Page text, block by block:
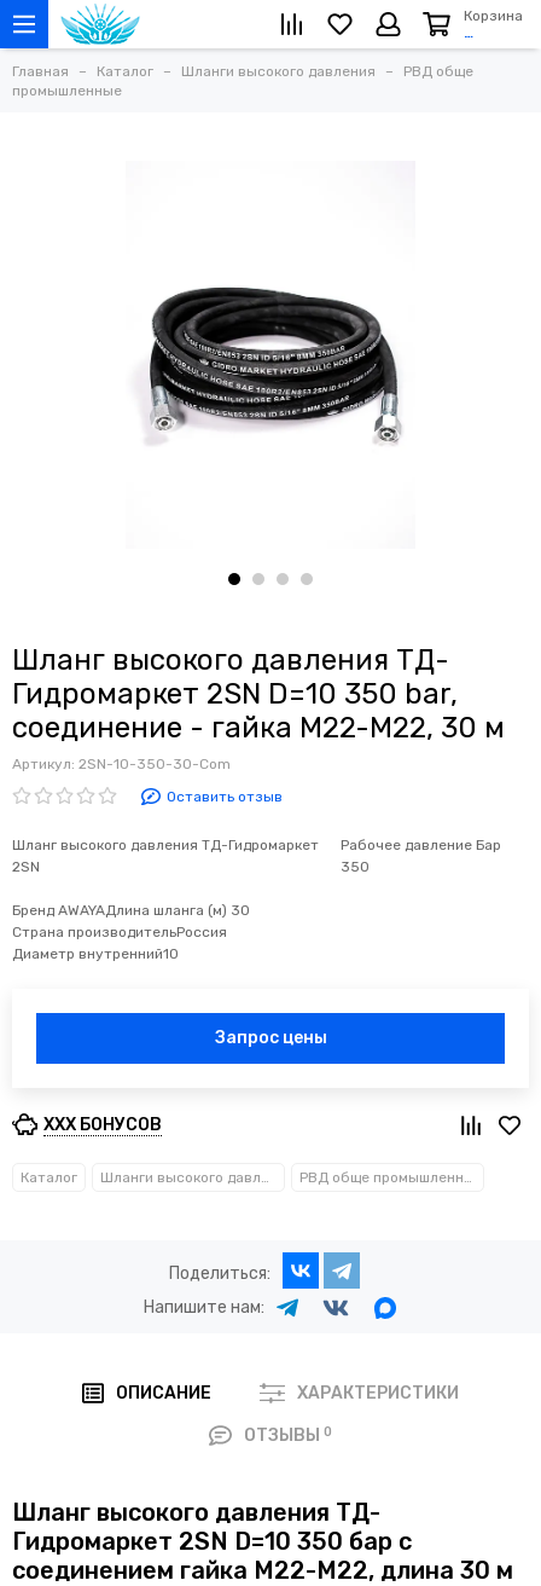
Корзина
…
Главная Каталог Шланги высокого давления
РВД обще
промышленные
Шланг высокого давления ТД-
Гидромаркет 2SN D=10 350 bar,
соединение - гайка М22-М22, 30 м
Артикул: 2SN-10-350-30-Com
Оставить отзыв
Шланг высокого давления ТД-Гидромаркет
2SN
Рабочее давление Бар
350
Бренд AWAYAДлина шланга (м) 30
Страна производительРоссия
Диаметр внутренний10
Запрос цены
XXX БОНУСОВ
Каталог Шланги высокого давления РВД обще промышленные
Поделиться:
Напишите нам:
ОПИСАНИЕ ХАРАКТЕРИСТИКИ
ОТЗЫВЫ 0
Шланг высокого давления ТД-
Гидромаркет 2SN D=10 350 бар с
соединением гайка М22-М22, длина 30 м